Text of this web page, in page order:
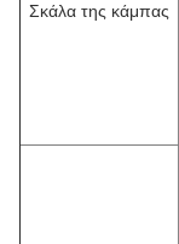
Σκάλα της κάμπας